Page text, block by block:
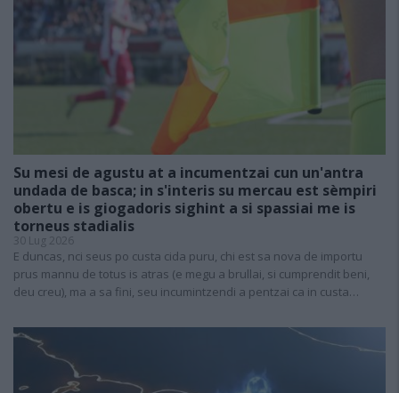
Su mesi de agustu at a incumentzai cun un'antra
undada de basca; in s'interis su mercau est sèmpiri
obertu e is giogadoris sighint a si spassiai me is
torneus stadialis
30 Lug 2026
E duncas, nci seus po custa cida puru, chi est sa nova de importu
prus mannu de totus is atras (e megu a brullai, si cumprendit beni,
deu creu), ma a sa fini, seu incumintzendi a pentzai ca in custa…